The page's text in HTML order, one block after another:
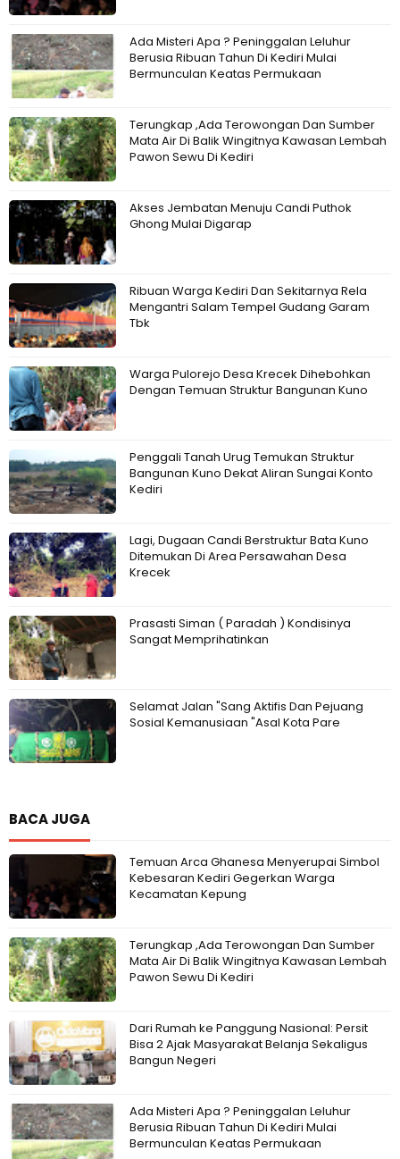
Ada Misteri Apa ? Peninggalan Leluhur
Berusia Ribuan Tahun Di Kediri Mulai
Bermunculan Keatas Permukaan
Terungkap ,Ada Terowongan Dan Sumber
Mata Air Di Balik Wingitnya Kawasan Lembah
Pawon Sewu Di Kediri
Akses Jembatan Menuju Candi Puthok
Ghong Mulai Digarap
Ribuan Warga Kediri Dan Sekitarnya Rela
Mengantri Salam Tempel Gudang Garam
Tbk
Warga Pulorejo Desa Krecek Dihebohkan
Dengan Temuan Struktur Bangunan Kuno
Penggali Tanah Urug Temukan Struktur
Bangunan Kuno Dekat Aliran Sungai Konto
Kediri
Lagi, Dugaan Candi Berstruktur Bata Kuno
Ditemukan Di Area Persawahan Desa
Krecek
Prasasti Siman ( Paradah ) Kondisinya
Sangat Memprihatinkan
Selamat Jalan "Sang Aktifis Dan Pejuang
Sosial Kemanusiaan "Asal Kota Pare
BACA JUGA
Temuan Arca Ghanesa Menyerupai Simbol
Kebesaran Kediri Gegerkan Warga
Kecamatan Kepung
Terungkap ,Ada Terowongan Dan Sumber
Mata Air Di Balik Wingitnya Kawasan Lembah
Pawon Sewu Di Kediri
Dari Rumah ke Panggung Nasional: Persit
Bisa 2 Ajak Masyarakat Belanja Sekaligus
Bangun Negeri
Ada Misteri Apa ? Peninggalan Leluhur
Berusia Ribuan Tahun Di Kediri Mulai
Bermunculan Keatas Permukaan